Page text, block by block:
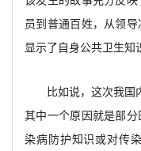
员到普通百姓，从领
显示了自身公共卫生知
比如说，这次我国
其中一个原因就是部
染病防护知识或对传